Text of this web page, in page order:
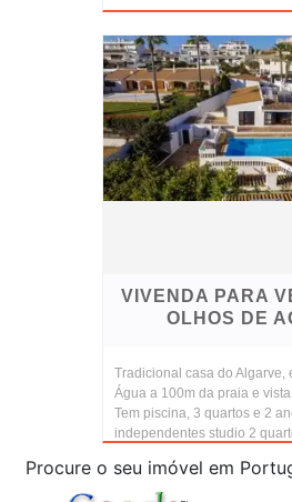
VIVENDA PARA
OLHOS DE
Tradicional casa do Algarve,
Água a 100m da praia e
Tem piscina, 3 quartos e 2
independentes studio 2
Procure o seu imóvel em